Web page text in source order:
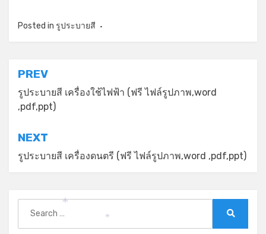
Posted in รูประบายสี
แนะแนว
เรื่อง
PREV
รูประบายสี เครื่องใช้ไฟฟ้า (ฟรี ไฟล์รูปภาพ,word
,pdf,ppt)
NEXT
รูประบายสี เครื่องดนตรี (ฟรี ไฟล์รูปภาพ,word ,pdf,ppt)
for: